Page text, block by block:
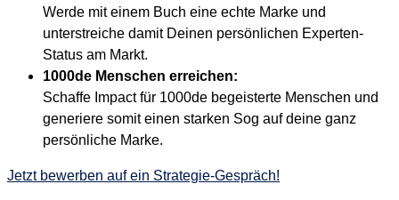
Werde mit einem Buch eine echte Marke und
unterstreiche damit Deinen persönlichen Experten-
Status am Markt.
1000de Menschen erreichen:
Schaffe Impact für 1000de begeisterte Menschen und
generiere somit einen starken Sog auf deine ganz
persönliche Marke.
Jetzt bewerben auf ein Strategie-Gespräch!